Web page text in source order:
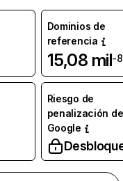
Dominios de
referencia
15,08 mil-
Riesgo de
penalización de
Google